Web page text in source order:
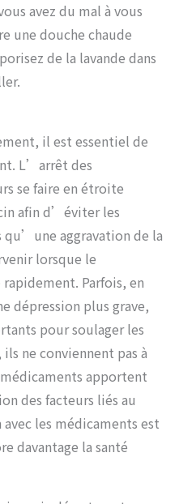
avez du mal à vous
une douche chaude
de la lavande dans
il est essentiel de
L’arrêt des
se faire en étroite
afin d’éviter les
qu’une aggravation de la
lorsque le
Parfois, en
dépression plus grave,
pour soulager les
ne conviennent pas à
apportent
des facteurs liés au
les médicaments est
davantage la santé